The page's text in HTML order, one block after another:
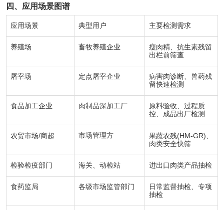
四、应用场景图谱
应用场景 典型用户 主要检测需求
养殖场 畜牧养殖企业
瘦肉精、抗生素残留
出栏前筛查
屠宰场 定点屠宰企业
病害肉诊断、兽药残
留快速检测
食品加工企业 肉制品深加工厂
原料验收、过程质
控、成品出厂检测
农贸市场/商超 市场管理方 果蔬农残(HM-GR)
肉类安全快筛
检验检疫部门 海关、动检站 进出口肉类产品抽检
食药监局 各级市场监管部门
日常监督抽检、专项
抽检